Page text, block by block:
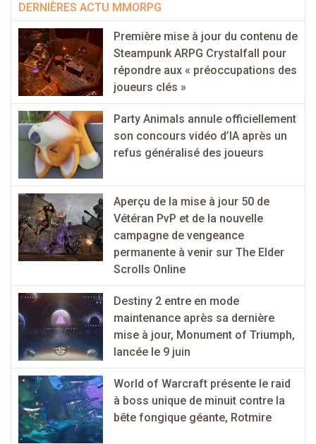
DERNIÈRES ACTU MMORPG
Première mise à jour du contenu de
Steampunk ARPG Crystalfall pour
répondre aux « préoccupations des
joueurs clés »
Party Animals annule officiellement
son concours vidéo d’IA après un
refus généralisé des joueurs
Aperçu de la mise à jour 50 de
Vétéran PvP et de la nouvelle
campagne de vengeance
permanente à venir sur The Elder
Scrolls Online
Destiny 2 entre en mode
maintenance après sa dernière
mise à jour, Monument of Triumph,
lancée le 9 juin
World of Warcraft présente le raid
à boss unique de minuit contre la
bête fongique géante, Rotmire